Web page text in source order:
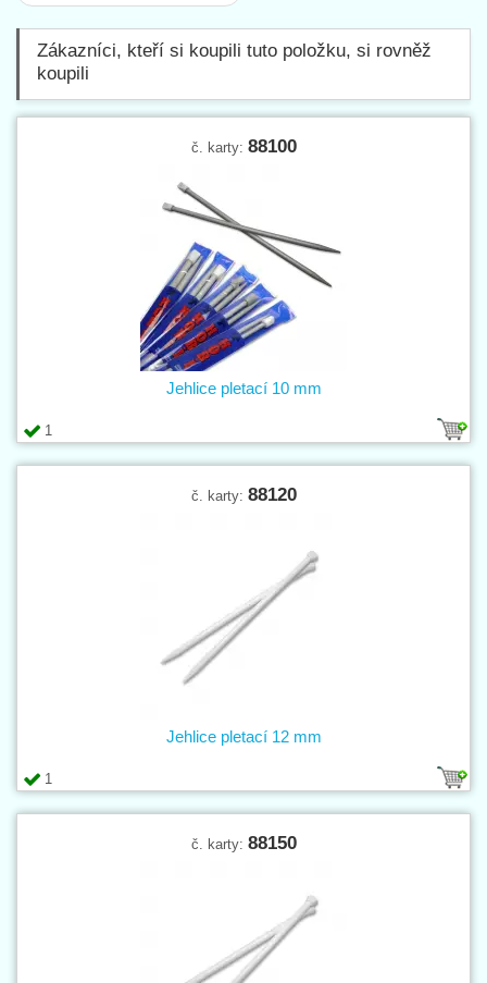
Zákazníci, kteří si koupili tuto položku, si rovněž
koupili
č. karty: 88100
1
Jehlice pletací 10 mm
č. karty: 88120
1
Jehlice pletací 12 mm
č. karty: 88150